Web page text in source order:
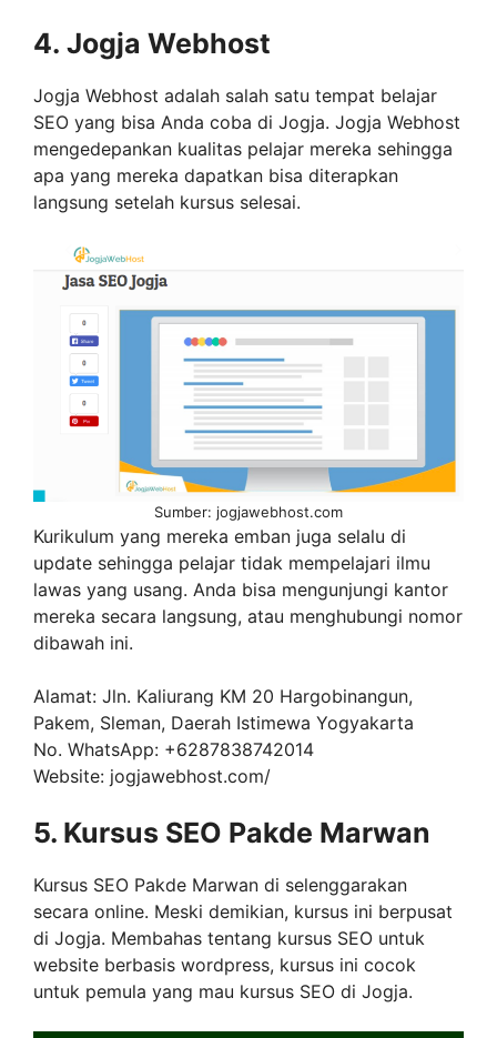
4. Jogja Webhost
Jogja Webhost adalah salah satu tempat belajar
SEO yang bisa Anda coba di Jogja. Jogja Webhost
mengedepankan kualitas pelajar mereka sehingga
apa yang mereka dapatkan bisa diterapkan
langsung setelah kursus selesai.
Sumber: jogjawebhost.com
Kurikulum yang mereka emban juga selalu di
update sehingga pelajar tidak mempelajari ilmu
lawas yang usang. Anda bisa mengunjungi kantor
mereka secara langsung, atau menghubungi nomor
dibawah ini.
Alamat: Jln. Kaliurang KM 20 Hargobinangun,
Pakem, Sleman, Daerah Istimewa Yogyakarta
No. WhatsApp: +6287838742014
Website: jogjawebhost.com/
5. Kursus SEO Pakde Marwan
Kursus SEO Pakde Marwan di selenggarakan
secara online. Meski demikian, kursus ini berpusat
di Jogja. Membahas tentang kursus SEO untuk
website berbasis wordpress, kursus ini cocok
untuk pemula yang mau kursus SEO di Jogja.